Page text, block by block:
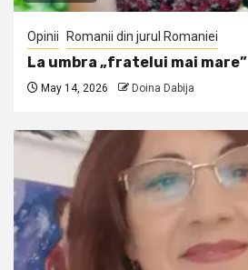
Opinii Romanii din jurul Romaniei
La umbra „fratelui mai mare”
May 14, 2026 Doina Dabija